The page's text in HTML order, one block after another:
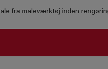
fra maleværktøj inden